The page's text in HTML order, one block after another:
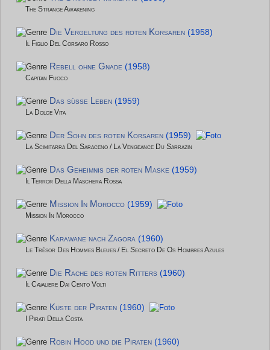
The Strange Awakening
Die Vergeltung des roten Korsaren (1958)
Il Figlio Del Corsaro Rosso
Rebell ohne Gnade (1958)
Capitan Fuoco
Das süße Leben (1959)
La Dolce Vita
Der Sohn des roten Korsaren (1959)
La Scimitarra Del Saraceno / La Vengeance Du Sarrazin
Das Geheimnis der roten Maske (1959)
Il Terror Della Maschera Rossa
Mission In Morocco (1959)
Mission In Morocco
Karawane nach Zagora (1960)
Le Trésor Des Hommes Bleues / El Secreto De Os Hombres Azules
Die Rache des roten Ritters (1960)
Il Cavaliere Dai Cento Volti
Küste der Piraten (1960)
I Pirati Della Costa
Robin Hood und die Piraten (1960)